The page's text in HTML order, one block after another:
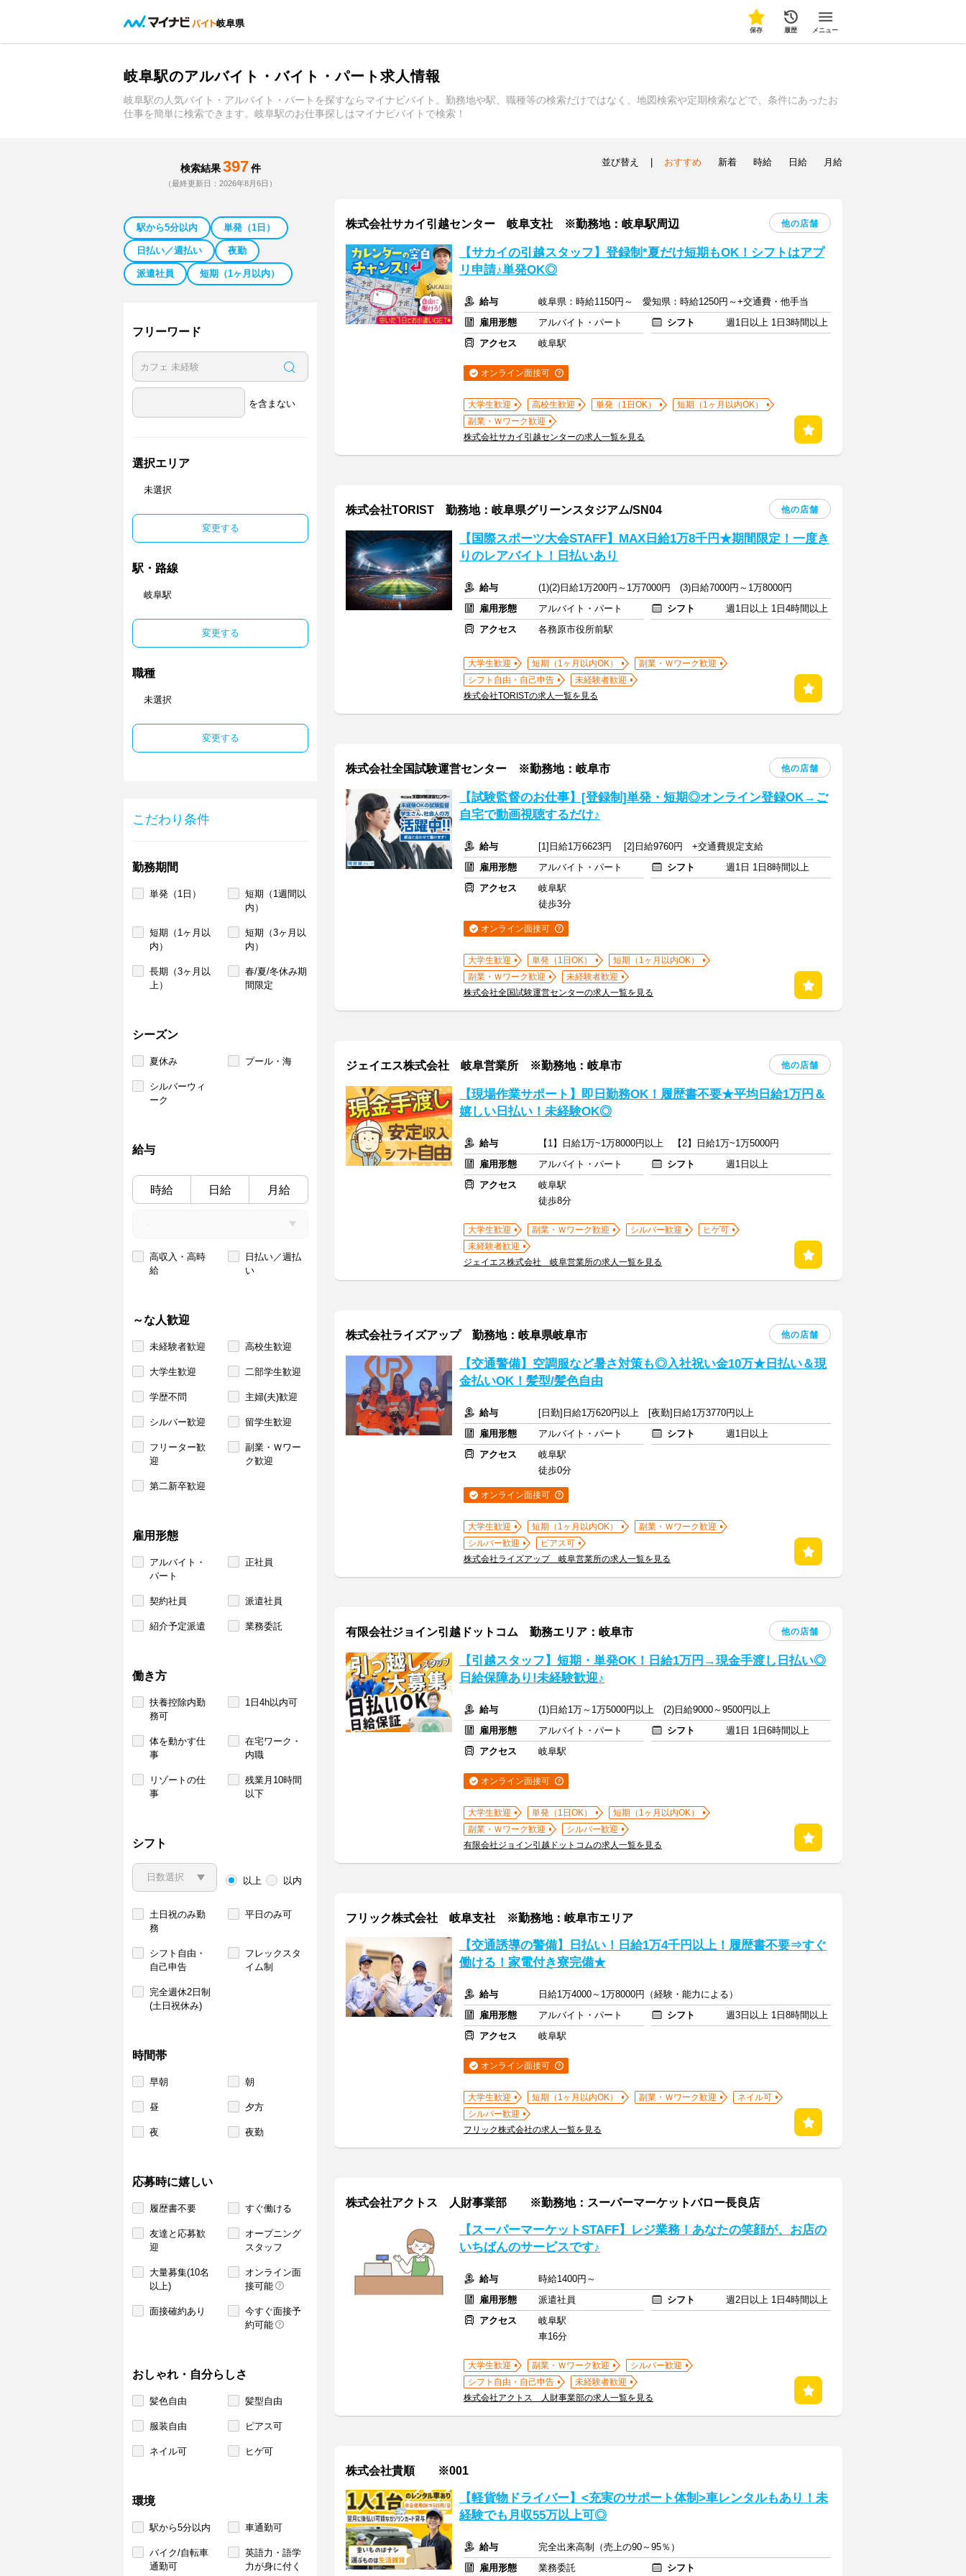
岐阜県
保存 履歴 メニュー
岐阜駅のアルバイト・バイト・パート求人情報
岐阜駅の人気バイト・アルバイト・パートを探すならマイナビバイト。勤務地や駅、職種等の検索だけではなく、地図検索や定期検索などで、条件にあったお
仕事を簡単に検索できます。岐阜駅のお仕事探しはマイナビバイトで検索！
検索結果 397 件
（最終更新日：2026年8月6日）
駅から5分以内 単発（1日）
日払い／週払い 夜勤
派遣社員 短期（1ヶ月以内）
フリーワード
を含まない
選択エリア
未選択
変更する
駅・路線
岐阜駅
変更する
職種
未選択
変更する
こだわり条件
勤務期間
単発（1日）
短期（1週間以
内）
短期（1ヶ月以
内）
短期（3ヶ月以
内）
長期（3ヶ月以
上）
春/夏/冬休み期
間限定
シーズン
夏休み プール・海
シルバーウィ
ーク
給与
時給 日給 月給
高収入・高時
給
日払い／週払
い
～な人歓迎
未経験者歓迎 高校生歓迎
大学生歓迎 二部学生歓迎
学歴不問 主婦(夫)歓迎
シルバー歓迎 留学生歓迎
フリーター歓
迎
副業・Ｗワー
ク歓迎
第二新卒歓迎
雇用形態
アルバイト・
パート
正社員
契約社員 派遣社員
紹介予定派遣 業務委託
働き方
扶養控除内勤
務可
1日4h以内可
体を動かす仕
事
在宅ワーク・
内職
リゾートの仕
事
残業月10時間
以下
シフト
以上 以内
土日祝のみ勤
務
平日のみ可
シフト自由・
自己申告
フレックスタ
イム制
完全週休2日制
(土日祝休み)
時間帯
早朝 朝
昼 夕方
夜 夜勤
応募時に嬉しい
履歴書不要 すぐ働ける
友達と応募歓
迎
オープニング
スタッフ
大量募集(10名
以上)
オンライン面
接可能
面接確約あり
今すぐ面接予
約可能
おしゃれ・自分らしさ
髪色自由 髪型自由
服装自由 ピアス可
ネイル可 ヒゲ可
環境
駅から5分以内 車通勤可
バイク/自転車
通勤可
英語力・語学
力が身に付く
並び替え おすすめ 新着 時給 日給 月給
株式会社サカイ引越センター 岐阜支社 ※勤務地：岐阜駅周辺 他の店舗
【サカイの引越スタッフ】登録制*夏だけ短期もOK！シフトはアプ
リ申請♪単発OK◎
給与
岐阜県：時給1150円～ 愛知県：時給1250円～+交通費・他手当
雇用形態
アルバイト・パート シフト
週1日以上 1日3時間以上
アクセス
岐阜駅
オンライン面接可
大学生歓迎 高校生歓迎 単発（1日OK）
短期（1ヶ月以内OK）
副業・Ｗワーク歓迎
株式会社サカイ引越センターの求人一覧を見る
株式会社TORIST 勤務地：岐阜県グリーンスタジアム/SN04 他の店舗
【国際スポーツ大会STAFF】MAX日給1万8千円★期間限定！一度き
りのレアバイト！日払いあり
給与
(1)(2)日給1万200円～1万7000円 (3)日給7000円～1万8000円
雇用形態
アルバイト・パート シフト
週1日以上 1日4時間以上
アクセス
各務原市役所前駅
大学生歓迎 短期（1ヶ月以内OK）
副業・Ｗワーク歓迎
シフト自由・自己申告
未経験者歓迎
株式会社TORISTの求人一覧を見る
株式会社全国試験運営センター ※勤務地：岐阜市 他の店舗
【試験監督のお仕事】[登録制]単発・短期◎オンライン登録OK→ご
自宅で動画視聴するだけ♪
給与
[1]日給1万6623円 [2]日給9760円 +交通費規定支給
雇用形態
アルバイト・パート シフト
週1日 1日8時間以上
アクセス
岐阜駅
徒歩3分
オンライン面接可
大学生歓迎 単発（1日OK）
短期（1ヶ月以内OK）
副業・Ｗワーク歓迎
未経験者歓迎
株式会社全国試験運営センターの求人一覧を見る
ジェイエス株式会社 岐阜営業所 ※勤務地：岐阜市 他の店舗
【現場作業サポート】即日勤務OK！履歴書不要★平均日給1万円＆
嬉しい日払い！未経験OK◎
給与
【1】日給1万~1万8000円以上 【2】日給1万~1万5000円
雇用形態
アルバイト・パート シフト
週1日以上
アクセス
岐阜駅
徒歩8分
大学生歓迎 副業・Ｗワーク歓迎 シルバー歓迎
ヒゲ可
未経験者歓迎
ジェイエス株式会社 岐阜営業所の求人一覧を見る
株式会社ライズアップ 勤務地：岐阜県岐阜市 他の店舗
【交通警備】空調服など暑さ対策も◎入社祝い金10万★日払い＆現
金払いOK！髪型/髪色自由
給与
[日勤]日給1万620円以上 [夜勤]日給1万3770円以上
雇用形態
アルバイト・パート シフト
週1日以上
アクセス
岐阜駅
徒歩0分
オンライン面接可
大学生歓迎 短期（1ヶ月以内OK）
副業・Ｗワーク歓迎
シルバー歓迎
ピアス可
株式会社ライズアップ 岐阜営業所の求人一覧を見る
有限会社ジョイン引越ドットコム 勤務エリア：岐阜市 他の店舗
【引越スタッフ】短期・単発OK！日給1万円→現金手渡し日払い◎
日給保障あり!未経験歓迎♪
給与
(1)日給1万～1万5000円以上 (2)日給9000～9500円以上
雇用形態
アルバイト・パート シフト
週1日 1日6時間以上
アクセス
岐阜駅
オンライン面接可
大学生歓迎 単発（1日OK）
短期（1ヶ月以内OK）
副業・Ｗワーク歓迎
シルバー歓迎
有限会社ジョイン引越ドットコムの求人一覧を見る
フリック株式会社 岐阜支社 ※勤務地：岐阜市エリア
【交通誘導の警備】日払い！日給1万4千円以上！履歴書不要⇒すぐ
働ける！家電付き寮完備★
給与
日給1万4000～1万8000円（経験・能力による）
雇用形態
アルバイト・パート シフト
週3日以上 1日8時間以上
アクセス
岐阜駅
オンライン面接可
大学生歓迎 短期（1ヶ月以内OK） 副業・Ｗワーク歓迎
ネイル可
シルバー歓迎
フリック株式会社の求人一覧を見る
株式会社アクトス 人財事業部 ※勤務地：スーパーマーケットバロー長良店
【スーパーマーケットSTAFF】レジ業務！あなたの笑顔が、お店の
いちばんのサービスです♪
給与
時給1400円～
雇用形態
派遣社員 シフト
週2日以上 1日4時間以上
アクセス
岐阜駅
車16分
大学生歓迎 副業・Ｗワーク歓迎
シルバー歓迎
シフト自由・自己申告
未経験者歓迎
株式会社アクトス 人財事業部の求人一覧を見る
株式会社貴順 ※001
【軽貨物ドライバー】<充実のサポート体制>車レンタルもあり！未
経験でも月収55万以上可◎
給与
完全出来高制（売上の90～95％）
雇用形態
業務委託 シフト